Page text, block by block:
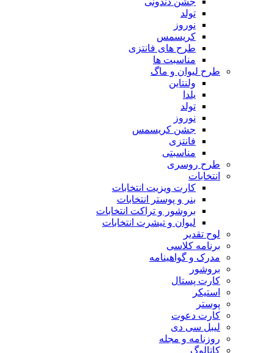
تولد
نوروز
کریسمس
طرح های فانتزی
مناسبت ها
طرح لیوان و ماگ
ولنتاین
یلدا
تولد
نوروز
جشن کریسمس
فانتزی
مناسبتی
طرح روسری
انتخابات
کارت ویزیت انتخابات
بنر و پوستر انتخابات
بروشور و تراکت انتخابات
لیوان و تیشرت انتخابات
لوح تقدیر
برنامه کلاسی
مدرک و گواهینامه
بروشور
کارت پستال
استیکر
پوستر
کارت دعوت
لیبل سی دی
روزنامه و مجله
کاتالوگ